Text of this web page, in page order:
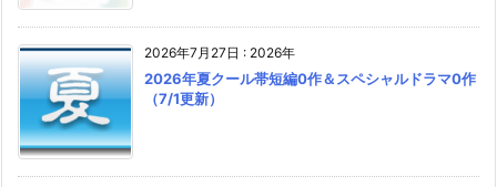
2026年7月27日 : 2026年
2026年夏クール帯短編0作＆スペシャルドラマ0作
（7/1更新）